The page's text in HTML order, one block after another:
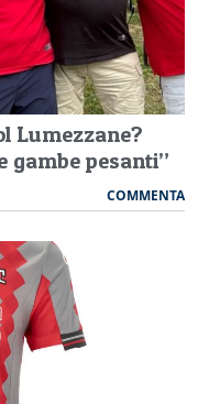
Lumezzane?
gambe pesanti”
COMMENTA